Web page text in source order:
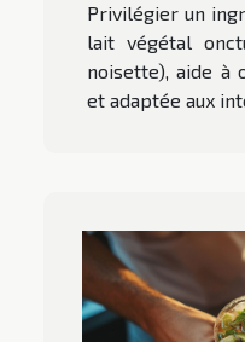
Privilégier un
lait végétal
noisette), aide à
et adaptée aux